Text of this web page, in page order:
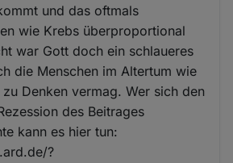
und das oftmals
wie Krebs überproportional
war Gott doch ein schlaueres
die Menschen im Altertum wie
Denken vermag. Wer sich den
des Beitrages
kann es hier tun:
?